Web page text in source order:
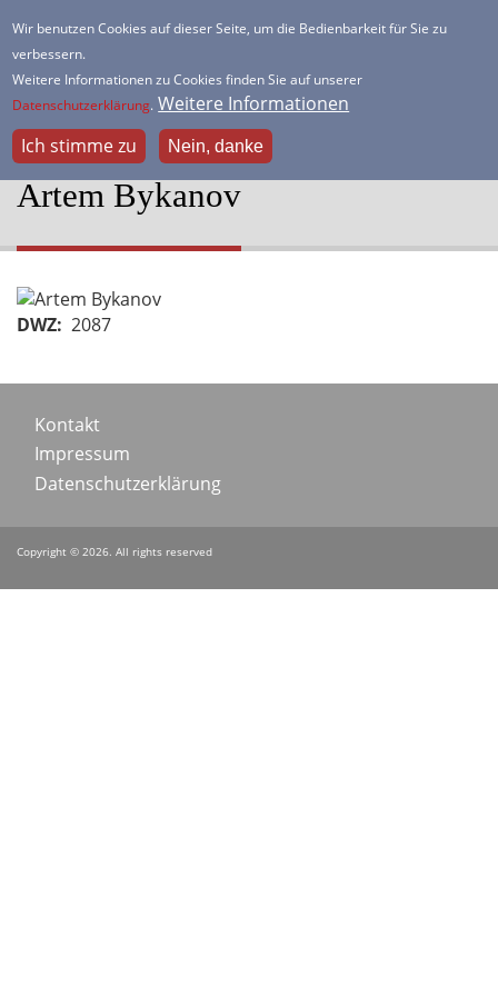
Wir benutzen Cookies auf dieser Seite, um die Bedienbarkeit für Sie zu
verbessern.
Weitere Informationen zu Cookies finden Sie auf unserer
Datenschutzerklärung. Weitere Informationen
Ich stimme zu
Nein, danke
zum
Inhalt
Dein freundlicher Schachverein
Artem Bykanov
Portraitbild
DWZ 2087
Footer
menu
Kontakt
Impressum
Datenschutzerklärung
Copyright © 2026. All rights reserved